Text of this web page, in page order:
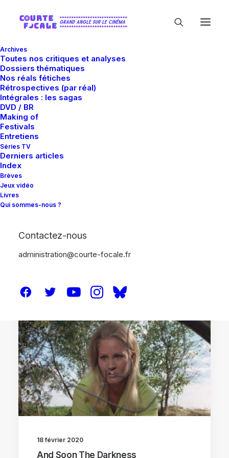
Archives
Toutes nos critiques et analyses
Dossiers thématiques
Nos réals fétiches
Rétrospectives (par réal)
Intégrales : les sagas
DVD / BR
Making of
Festivals
Entretiens
Séries TV
Derniers articles
Index
Brèves
Jeux vidéo
Livres
Qui sommes-nous ?
Contactez-nous
administration@courte-focale.fr
18 février 2020
And Soon The Darkness